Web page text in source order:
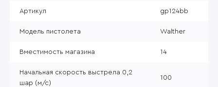
Артикул gp124bb
Модель пистолета Walther
Вместимость магазина 14
Начальная скорость выстрела 0,2
шар (м/с)
100